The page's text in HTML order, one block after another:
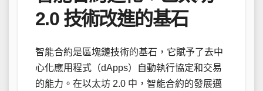
2.0 技術改進的基石
智能合約是區塊鏈技術的基石，它賦予了去中
心化應用程式（dApps）自動執行協定和交易
的能力。在以太坊 2.0 中，智能合約的發展邁